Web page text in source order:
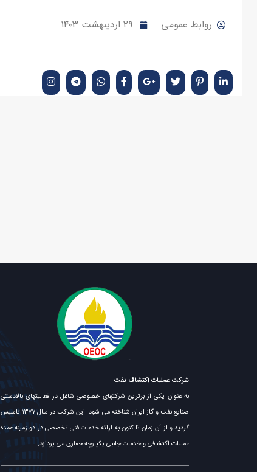
روابط عمومی ۲۹ اردیبهشت ۱۴۰۳
شرکت عملیات اکتشاف نفت
به عنوان یکی از برترین شرکتهای خصوصی شاغل در فعالیتهای بالادستی
صنایع نفت و گاز ایران شناخته می شود. این شرکت در سال ۱۳۷۷ تاسیس
گردید و از آن زمان تا کنون به ارائه خدمات فنی تخصصی در دو زمینه عمده
عملیات اکتشافی و خدمات جانبی یکپارچه حفاری می پردازد.